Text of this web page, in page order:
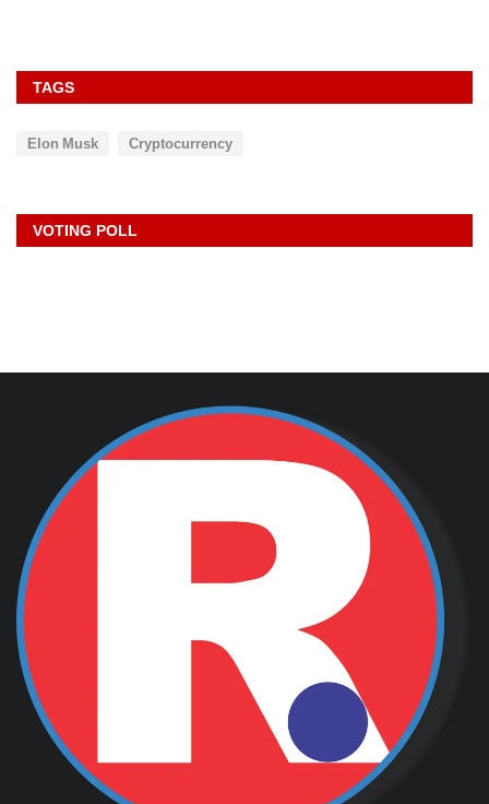
TAGS
Elon Musk Cryptocurrency
VOTING POLL